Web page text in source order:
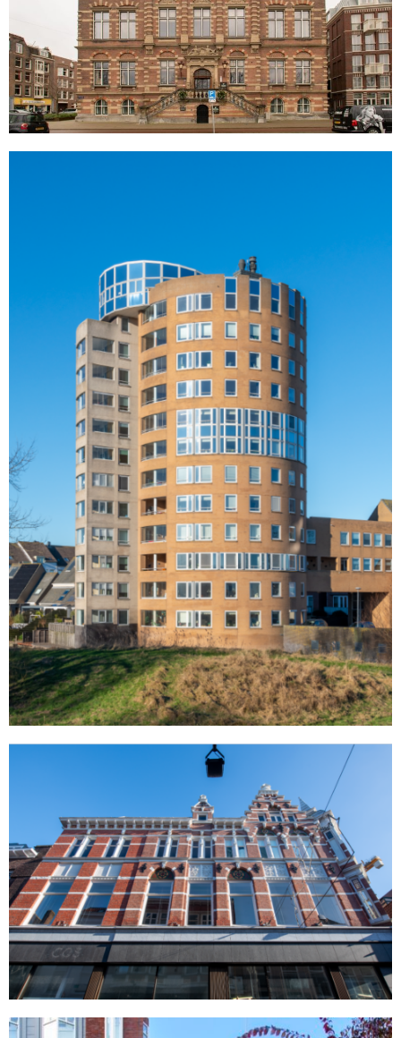
Vlakafdichting aanbrengen
Pleister systeem cement gebonden
aanbrengen
Spermortel aanbrengen